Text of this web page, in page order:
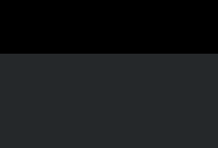
LinkedInInstagram